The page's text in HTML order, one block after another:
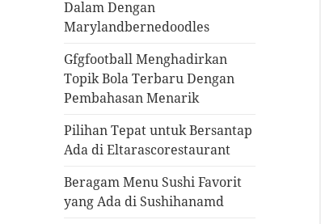
Dalam Dengan
Marylandbernedoodles
Gfgfootball Menghadirkan
Topik Bola Terbaru Dengan
Pembahasan Menarik
Pilihan Tepat untuk Bersantap
Ada di Eltarascorestaurant
Beragam Menu Sushi Favorit
yang Ada di Sushihanamd